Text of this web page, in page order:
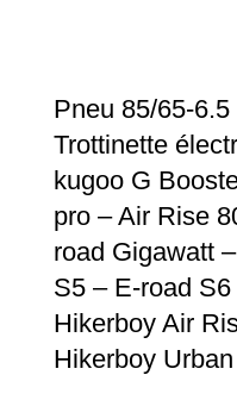
Pneu 85/65-6.5
Trottinette
kugoo G
pro – Air Rise
road Gigawatt
S5 – E-road S6
Hikerboy Air
Hikerboy